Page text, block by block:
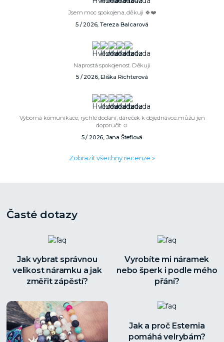
Jsem moc spokojena, děkuji 🍀❤️
5 / 2026, Tereza Balcarová
Naprostá spokojenost. Děkuji
5 / 2026, Eliška Richterová
Výborná komunikace, rychlé dodání, dáreček k objednávce..můžu jen
doporučit ☺️
5 / 2026, Jana Šteflová
Zobrazit všechny recenze »
Časté dotazy
Jak vybrat správnou
velikost náramku a jak
změřit zápěstí?
Vyrobíte mi náramek
nebo šperk i podle mého
přání?
Jak a proč Estemia
pomáhá velrybám?